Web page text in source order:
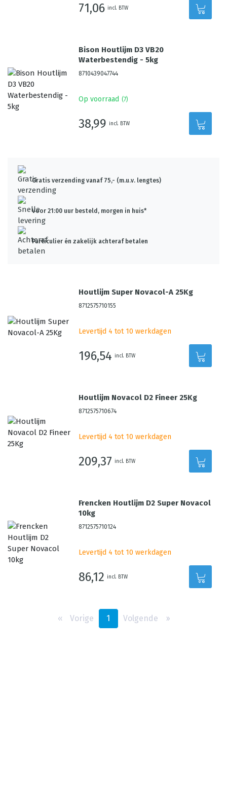
71,06 incl. BTW
Bison Houtlijm D3 VB20
Waterbestendig - 5kg
8710439047744
Op voorraad (7)
38,99 incl. BTW
Gratis verzending vanaf 75,- (m.u.v. lengtes)
Voor 21:00 uur besteld, morgen in huis*
Particulier én zakelijk achteraf betalen
Houtlijm Super Novacol-A 25Kg
8712575710155
Levertijd 4 tot 10 werkdagen
196,54 incl. BTW
Houtlijm Novacol D2 Fineer 25Kg
8712575710674
Levertijd 4 tot 10 werkdagen
209,37 incl. BTW
Frencken Houtlijm D2 Super Novacol
10kg
8712575710124
Levertijd 4 tot 10 werkdagen
86,12 incl. BTW
‹‹ Vorige 1 Volgende ››